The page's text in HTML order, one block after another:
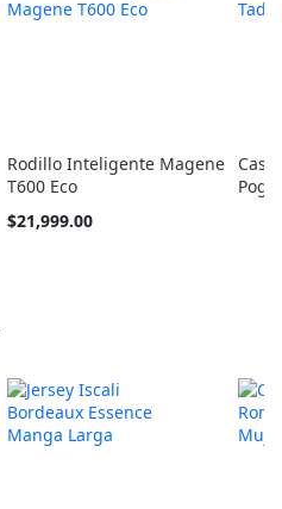
Rodillo Inteligente Magene
T600 Eco
$21,999.00